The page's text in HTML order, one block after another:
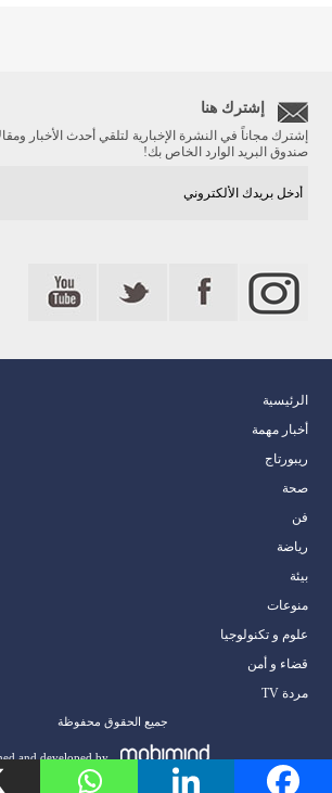
إشترك هنا
إشترك مجاناً في النشرة الإخبارية لتلقي أحدث الأخبار
صندوق البريد الوارد الخاص بك!
الرئيسية
أخبار مهمة
ريبورتاج
صحة
فن
رياضة
بيئة
منوعات
علوم و تكنولوجيا
قضاء و أمن
مردة TV
جميع الحقوق محفوظة
Designed and developed by